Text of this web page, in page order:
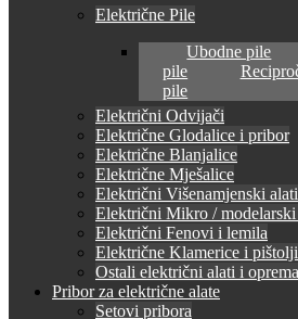
Električne Pile
Ubodne pile
pile
pile
Električni Odvijači
Električne Glodalice i pribor
Električne Blanjalice
Električne Mješalice
Električni Višenamjenski alati
Električni Mikro / modelarski
Električni Fenovi i lemila
Električne Klamerice i
Ostali električni alati i oprema
Pribor za električne alate
Setovi pribora